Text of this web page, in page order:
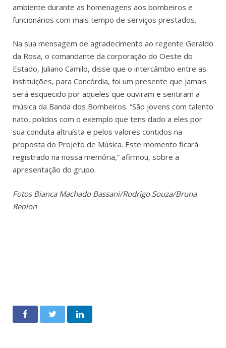
ambiente durante as homenagens aos bombeiros e
funcionários com mais tempo de serviços prestados.
Na sua mensagem de agradecimento ao regente Geraldo
da Rosa, o comandante da corporação do Oeste do
Estado, Juliano Camilo, disse que o intercâmbio entre as
instituições, para Concórdia, foi um presente que jamais
será esquecido por aqueles que ouviram e sentiram a
música da Banda dos Bombeiros. “São jovens com talento
nato, polidos com o exemplo que tens dado a eles por
sua conduta altruísta e pelos valores contidos na
proposta do Projeto de Música. Este momento ficará
registrado na nossa memória,” afirmou, sobre a
apresentação do grupo.
Fotos Bianca Machado Bassani/Rodrigo Souza/Bruna
Reolon